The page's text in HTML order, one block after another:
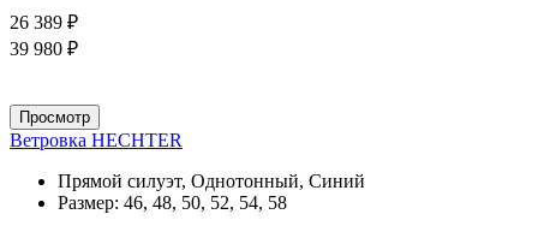
26 389 ₽
39 980 ₽
Просмотр
Ветровка HECHTER
Прямой силуэт, Однотонный, Синий
Размер: 46, 48, 50, 52, 54, 58